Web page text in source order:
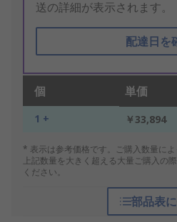
送の詳細が表示されます。
配達日を
個 単価
1 + ￥33,894
* 表示は参考価格です。ご購入数量によ
上記数量を大きく超える大量ご購入の
ください。
部品表